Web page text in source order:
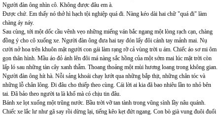
Người đàn ông nhìn cô. Không được đâu em à.
Được chứ. Em thấy nó thở hì hạch tội nghiệp quá đi. Nàng kéo dài hai chữ "quá đi" làm
chàng áy náy.
Sau cùng, tới một dốc cầu vênh vẹo những miếng ván bắc ngang một lòng rạch cạn, chàng
đồng ý cho cô xuống xe. Người đàn ông đưa hai tay đón lấy đôi cánh tay mảnh mai. Nụ
cười nở hoa trên khuôn mặt người con gái làm rạng rỡ cả vùng trời u ám. Chiếc áo sơ mi ôm
gọn thân hình. Mầu áo đỏ ánh lên đôi má nàng sắc hồng của một sớm mai lúc mặt trời còn
lấp ló sau những tàn cây xanh thẫm. Thoang thoảng một mùi hương loang trong không gian.
Người đàn ông hít hà. Nỗi sảng khoái chạy lướt qua những bắp thịt, những chân tóc và
những lỗ chân lông. Đi đâu cho thiếp theo cùng. Cái lời ai kia đã bao nhiêu lần to nhỏ bên
tai. Đã bảo theo người ta là khổ mà có chịu tin đâu.
Bánh xe lọt xuống một trũng nước. Bầu trời vỡ tan tành trong vũng sình lầy nâu quánh.
Chiếc xe lắc lư như gã say rồi dừng lại, tiếng kẽo kẹt đứt ngang. Con bò già vung đuôi đuổi